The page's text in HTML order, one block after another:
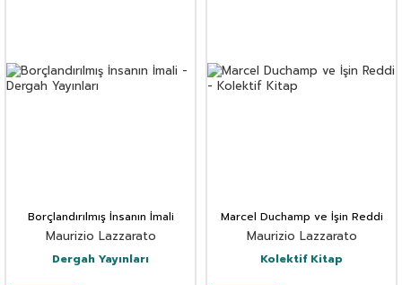
Borçlandırılmış İnsanın İmali
Maurizio Lazzarato
Dergah Yayınları
Marcel Duchamp ve İşin Reddi
Maurizio Lazzarato
Kolektif Kitap